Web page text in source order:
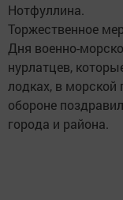
Нотфуллина.
Торжественное
Дня военно-
нурлатцев,
лодках, в морской
обороне
города и района.